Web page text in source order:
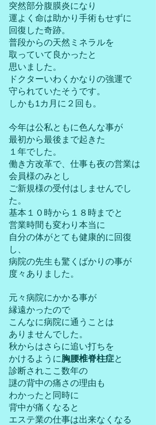
突然部分腹膜炎になり
運よく命は助かり手術もせずに
回復した奇跡。
普段からの天然ミネラルを
取っていて良かったと
思いました。
ドクターいわくかなりの強運で
守られていたそうです。
しかも1カ月に２回も。
今年は公私ともに色んな事が
最初から最後まで起きた
１年でした。
働き方改革で、仕事も夜の営業は
会員様のみとし
ご新規様の受付はしませんでし
た。
基本１０時から１８時までと
営業時間も変わり本当に
自分の体がとても健康的に回復
し、
病院の先生も驚くばかりの事が
度々ありました。
元々病院にかかる事が
縁遠かったので
こんなに病院に通うことは
ありませんでした。
秋からはさらに追い打ちを
かけるように胸腰椎脊柱症と
診断されここ数年の
謎の背中の痛さの理由も
わかったと同時に
背中が痛くなると
エステ業の仕事は出来なくなる